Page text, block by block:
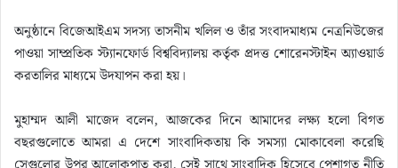
অনুষ্ঠানে বিজেআইএম সদস্য তাসনীম খলিল ও তাঁর সংবাদমাধ্যম নেত্রনিউজের
পাওয়া সাম্প্রতিক স্ট্যানফোর্ড বিশ্ববিদ্যালয় কর্তৃক প্রদত্ত শোরেনস্টাইন অ্যাওয়ার্ড
করতালির মাধ্যমে উদযাপন করা হয়।
মুহাম্মদ আলী মাজেদ বলেন, আজকের দিনে আমাদের লক্ষ্য হলো বিগত
বছরগুলোতে আমরা এ দেশে সাংবাদিকতায় কি সমস্যা মোকাবেলা করেছি